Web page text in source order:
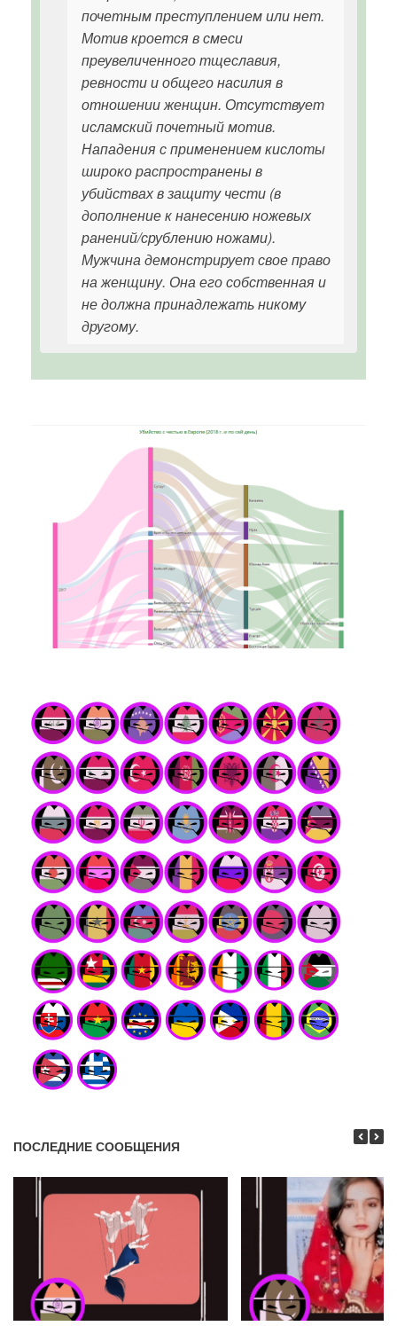
почетным преступлением или нет.
Мотив кроется в смеси
преувеличенного тщеславия,
ревности и общего насилия в
отношении женщин. Отсутствует
исламский почетный мотив.
Нападения с применением кислоты
широко распространены в
убийствах в защиту чести (в
дополнение к нанесению ножевых
ранений/срублению ножами).
Мужчина демонстрирует свое право
на женщину. Она его собственная и
не должна принадлежать никому
другому.
ПОСЛЕДНИЕ СООБЩЕНИЯ